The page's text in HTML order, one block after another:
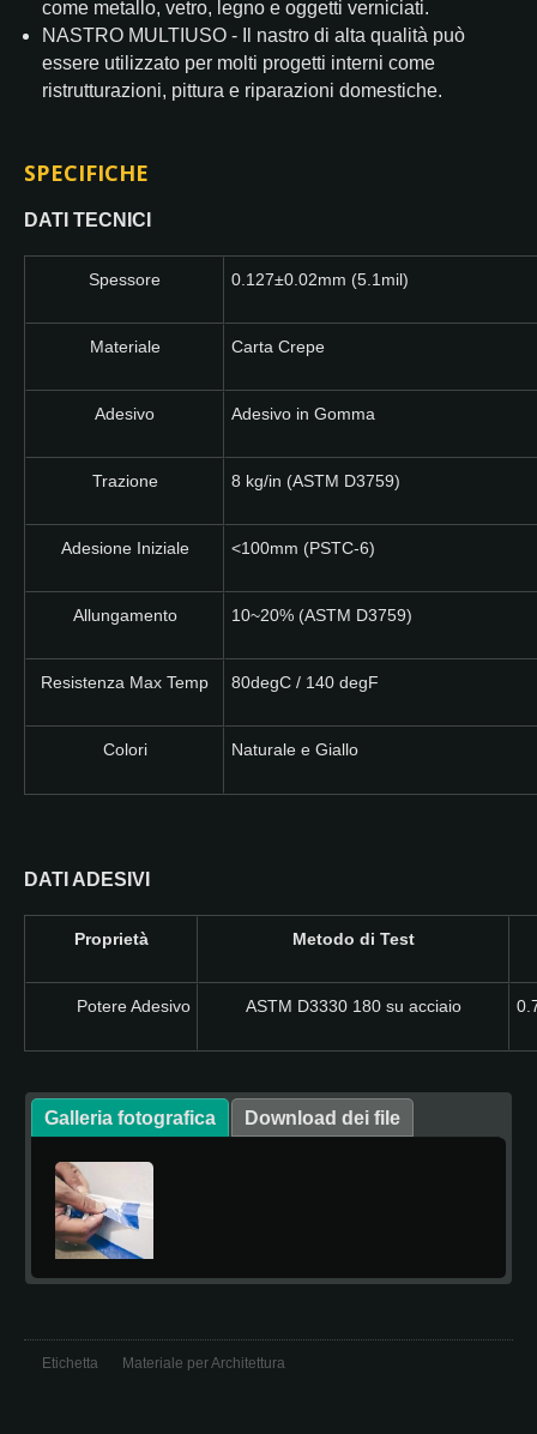
come metallo, vetro, legno e oggetti verniciati.
NASTRO MULTIUSO - Il nastro di alta qualità può
essere utilizzato per molti progetti interni come
ristrutturazioni, pittura e riparazioni domestiche.
SPECIFICHE
DATI TECNICI
Spessore 0.127±0.02mm (5.1mil)
Materiale Carta Crepe
Adesivo Adesivo in Gomma
Trazione 8 kg/in (ASTM D3759)
Adesione Iniziale <100mm (PSTC-6)
Allungamento 10~20% (ASTM D3759)
Resistenza Max Temp 80degC / 140 degF
Colori Naturale e Giallo
DATI ADESIVI
Proprietà Metodo di Test
Potere Adesivo ASTM D3330 180 su acciaio
Galleria fotografica Download dei file
Etichetta Materiale per Architettura